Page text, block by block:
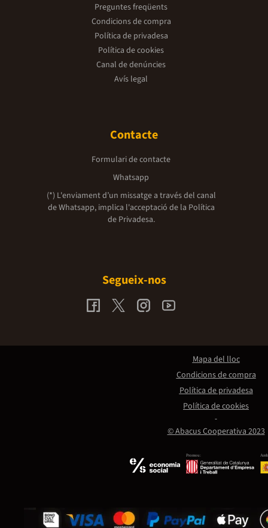
Preguntes freqüents
Condicions de compra
Política de privadesa
Política de cookies
Canal de denúncies
Avís legal
Contacte
Formulari de contacte
Whatsapp
(*) L'enviament d’un missatge a través del canal
de Whatsapp, implica l'acceptació de la Política
de Privadesa.
Segueix-nos
Promou:
© Abacus Cooperativa 2023
Mapa del lloc
Condicions de compra
Política de privadesa
Política de cookies